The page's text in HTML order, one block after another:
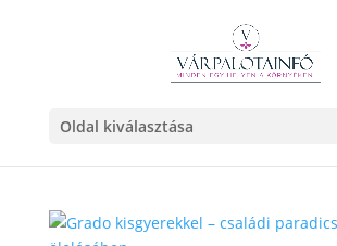
Oldal kiválasztása